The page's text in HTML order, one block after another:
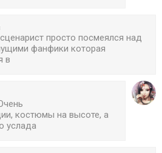
просто посмеялся над
фанфики которая
в
костюмы на высоте, а
услада